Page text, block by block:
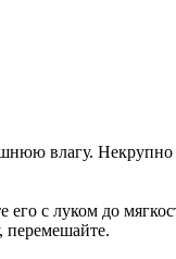
влагу.
его с луком до
перемешайте.